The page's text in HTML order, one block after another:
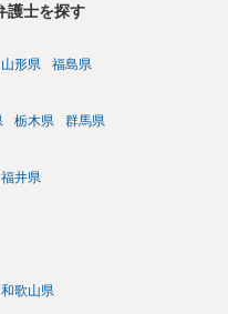
護士を探す
山形県 福島県
栃木県 群馬県
福井県
和歌山県